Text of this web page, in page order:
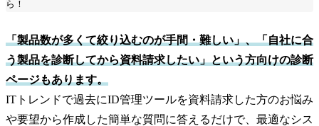
ら！
「製品数が多くて絞り込むのが手間・難しい」、「自社に合
う製品を診断してから資料請求したい」という方向けの診断
ページもあります。
ITトレンドで過去にID管理ツールを資料請求した方のお悩み
や要望から作成した簡単な質問に答えるだけで、最適なシス